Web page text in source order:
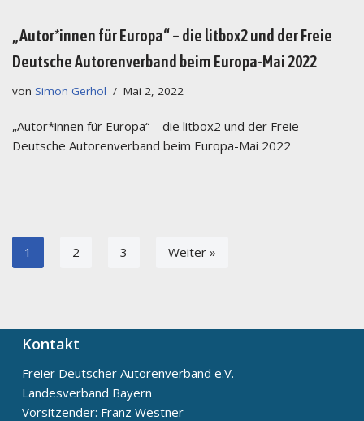
„Autor*innen für Europa“ – die litbox2 und der Freie
Deutsche Autorenverband beim Europa-Mai 2022
von Simon Gerhol Mai 2, 2022
„Autor*innen für Europa“ – die litbox2 und der Freie
Deutsche Autorenverband beim Europa-Mai 2022
1 2 3 Weiter »
Kontakt
Freier Deutscher Autorenverband e.V.
Landesverband Bayern
Vorsitzender: Franz Westner